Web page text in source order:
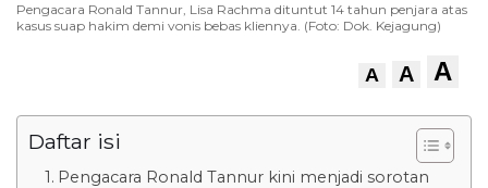
Pengacara Ronald Tannur, Lisa Rachma dituntut 14 tahun penjara atas
kasus suap hakim demi vonis bebas kliennya. (Foto: Dok. Kejagung)
A A A
Daftar isi
Pengacara Ronald Tannur kini menjadi sorotan